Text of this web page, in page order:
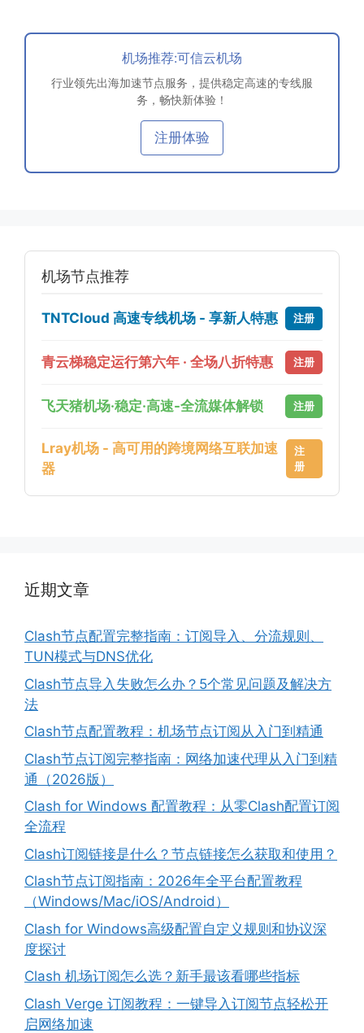
机场推荐:可信云机场
行业领先出海加速节点服务，提供稳定高速的专线服
务，畅快新体验！
注册体验
机场节点推荐
TNTCloud 高速专线机场 - 享新人特惠 注册
青云梯稳定运行第六年 · 全场八折特惠 注册
飞天猪机场·稳定·高速-全流媒体解锁 注册
Lray机场 - 高可用的跨境网络互联加速
器
注
册
近期文章
Clash节点配置完整指南：订阅导入、分流规则、
TUN模式与DNS优化
Clash节点导入失败怎么办？5个常见问题及解决方
法
Clash节点配置教程：机场节点订阅从入门到精通
Clash节点订阅完整指南：网络加速代理从入门到精
通（2026版）
Clash for Windows 配置教程：从零Clash配置订阅
全流程
Clash订阅链接是什么？节点链接怎么获取和使用？
Clash节点订阅指南：2026年全平台配置教程
（Windows/Mac/iOS/Android）
Clash for Windows高级配置自定义规则和协议深
度探讨
Clash 机场订阅怎么选？新手最该看哪些指标
Clash Verge 订阅教程：一键导入订阅节点轻松开
启网络加速